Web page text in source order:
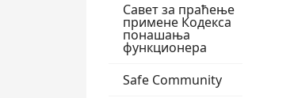
Савет за праћење
примене Кодекса
понашања
функционера
Safe Community